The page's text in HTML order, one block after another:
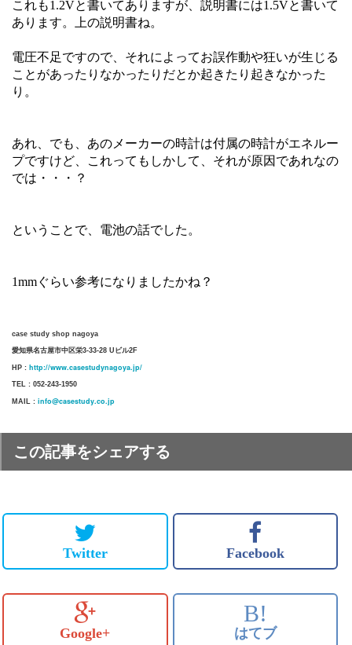
これも1.2Vと書いてありますが、説明書には1.5Vと書いて
あります。上の説明書ね。
電圧不足ですので、それによってお誤作動や狂いが生じる
ことがあったりなかったりだとか起きたり起きなかった
り。
あれ、でも、あのメーカーの時計は付属の時計がエネルー
プですけど、これってもしかして、それが原因であれなの
では・・・？
ということで、電池の話でした。
1mmぐらい参考になりましたかね？
case study shop nagoya
愛知県名古屋市中区栄3-33-28 Uビル2F
HP : http://www.casestudynagoya.jp/
TEL : 052-243-1950
MAIL : info@casestudy.co.jp
この記事をシェアする
Twitter Facebook
Google+
B!
はてブ